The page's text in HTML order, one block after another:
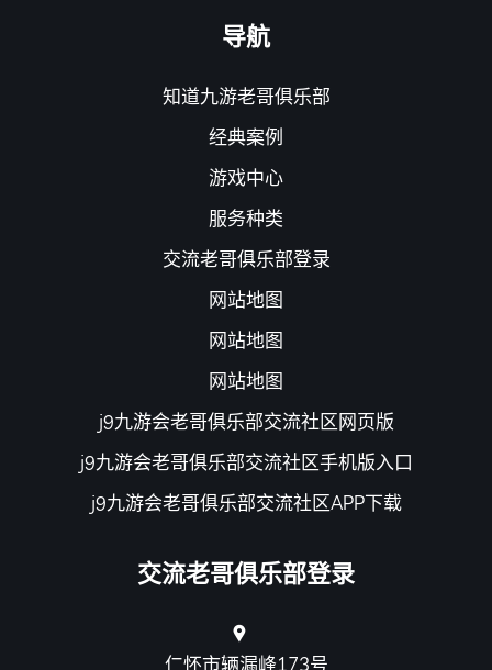
导航
知道九游老哥俱乐部
经典案例
游戏中心
服务种类
交流老哥俱乐部登录
网站地图
网站地图
网站地图
j9九游会老哥俱乐部交流社区网页版
j9九游会老哥俱乐部交流社区手机版入口
j9九游会老哥俱乐部交流社区APP下载
交流老哥俱乐部登录
仁怀市辆漏峰173号